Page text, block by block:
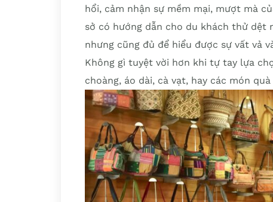
hổi, cảm nhận sự mềm mại, mượt mà
sở có hướng dẫn cho du khách thử dệt
nhưng cũng đủ để hiểu được sự vất vả
Không gì tuyệt vời hơn khi tự tay lựa
choàng, áo dài, cà vạt, hay các món